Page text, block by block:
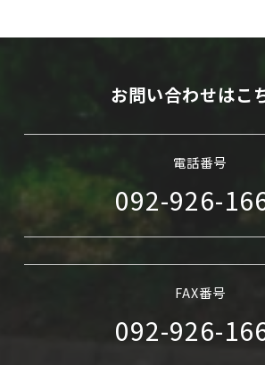
お問い合わせはこ
電話番号
092-926-
FAX番号
092-926-